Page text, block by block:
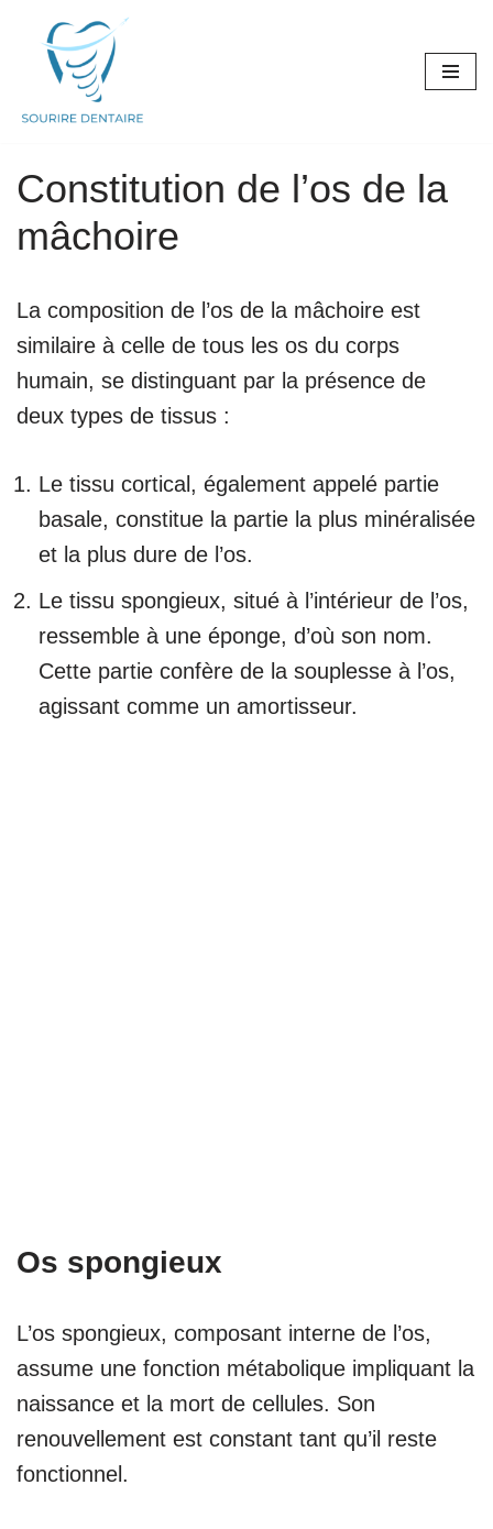
Aller
contenu
Constitution de l’os de la
mâchoire
La composition de l’os de la mâchoire est
similaire à celle de tous les os du corps
humain, se distinguant par la présence de
deux types de tissus :
Le tissu cortical, également appelé partie
basale, constitue la partie la plus minéralisée
et la plus dure de l’os.
Le tissu spongieux, situé à l’intérieur de l’os,
ressemble à une éponge, d’où son nom.
Cette partie confère de la souplesse à l’os,
agissant comme un amortisseur.
Os spongieux
L’os spongieux, composant interne de l’os,
assume une fonction métabolique impliquant la
naissance et la mort de cellules. Son
renouvellement est constant tant qu’il reste
fonctionnel.